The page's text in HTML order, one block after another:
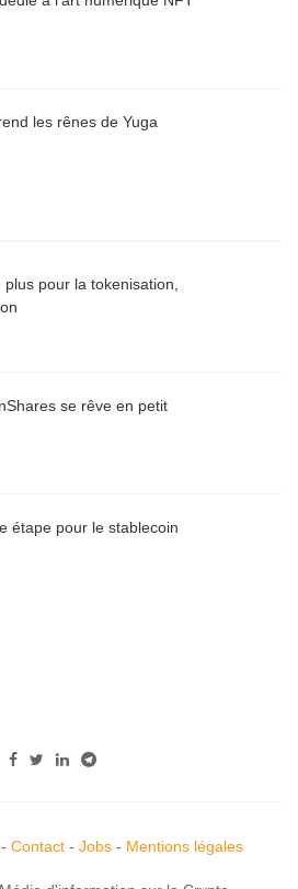
les rênes de Yuga
pour la tokenisation,
se rêve en petit
étape pour le stablecoin
Contact- Jobs- Mentions légales